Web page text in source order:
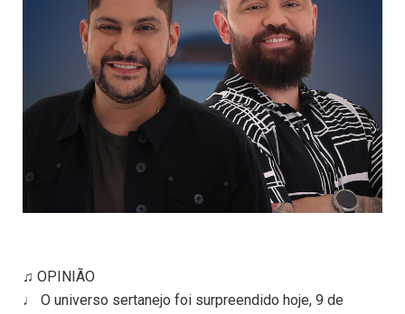
♫ OPINIÃO
♩ O universo sertanejo foi surpreendido hoje, 9 de